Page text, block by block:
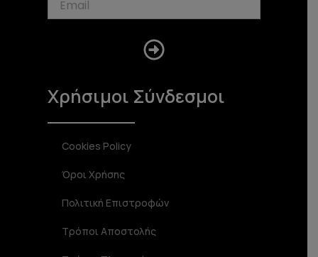
Submit
Χρήσιμοι Σύνδεσμοι
Cookies Policy
Όροι Χρήσης
Πολιτική Επιστροφών
Τρόποι Αποστολής